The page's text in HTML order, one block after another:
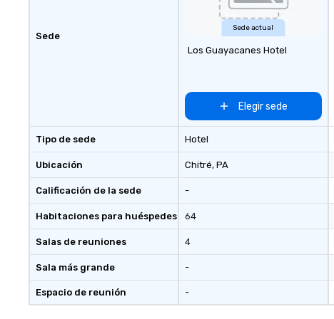
more.
Sede
Tipo de sede
Ubicación
Calificación de la sede
Habitaciones para huéspedes
Salas de reuniones
Sala más grande
Espacio de reunión
Sede actual
Los Guayacanes Hotel
Elegir sede
Hotel
Chitré, PA
-
64
4
-
-